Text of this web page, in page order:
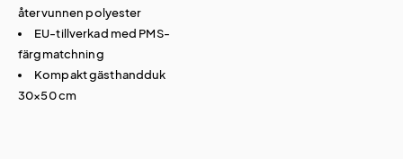
återvunnen polyester
EU-tillverkad med PMS-
färgmatchning
Kompakt gästhandduk
30×50 cm